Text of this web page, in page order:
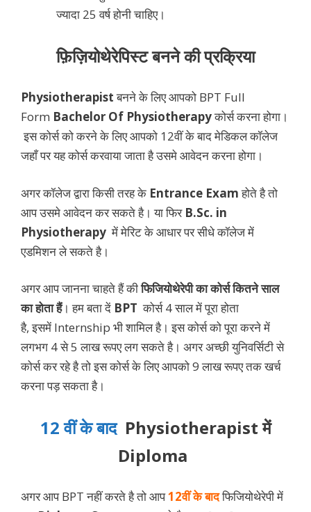
ज्यादा 25 वर्ष होनी चाहिए।
फ़िज़ियोथेरेपिस्ट बनने की प्रक्रिया
Physiotherapistबनने के लिए आपको BPT Full
Form Bachelor Of Physiotherapyकोर्स करना होगा।
इस कोर्स को करने के लिए आपको 12वीं के बाद मेडिकल कॉलेज
जहाँ पर यह कोर्स करवाया जाता है उसमे आवेदन करना होगा।
अगर कॉलेज द्वारा किसी तरह के Entrance Examहोते है तो
आप उसमे आवेदन कर सकते है। या फिर B.Sc. in
Physiotherapy में मेरिट के आधार पर सीधे कॉलेज में
एडमिशन ले सकते है।
अगर आप जानना चाहते हैं कीफिजियोथेरेपी का कोर्स कितने साल
का होता हैं। हम बता दें BPTकोर्स 4 साल में पूरा होता
है, इसमें Internship भी शामिल है। इस कोर्स को पूरा करने में
लगभग 4 से 5 लाख रूपए लग सकते है। अगर अच्छी युनिवर्सिटी से
कोर्स कर रहे है तो इस कोर्स के लिए आपको 9 लाख रूपए तक खर्च
करना पड़ सकता है।
12 वीं के बाद Physiotherapist में
Diploma
अगर आप BPT नहीं करते है तो आप12वीं के बादफिजियोथेरेपी में